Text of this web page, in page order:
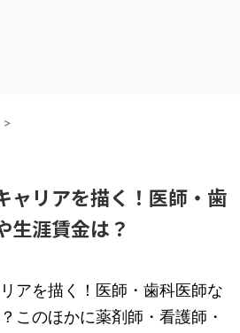
>
ャリアを描く！医師・歯
生涯賃金は？
アを描く！医師・歯科医師な
このほかに薬剤師・看護師・